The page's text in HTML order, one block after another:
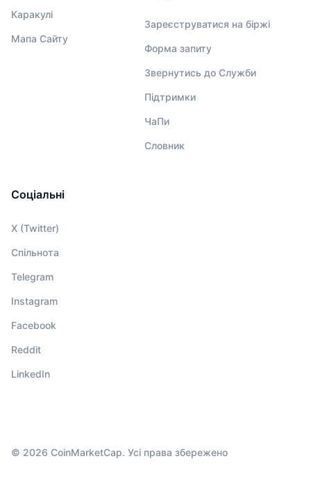
Каракулі
Мапа Сайту
Зареєструватися на біржі
Форма запиту
Звернутись до Служби
Підтримки
ЧаПи
Словник
Соціальні
X (Twitter)
Спільнота
Telegram
Instagram
Facebook
Reddit
LinkedIn
© 2026 CoinMarketCap. Усі права збережено